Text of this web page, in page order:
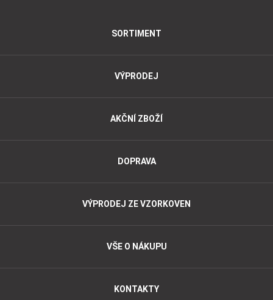
SORTIMENT
VÝPRODEJ
AKČNÍ ZBOŽÍ
DOPRAVA
VÝPRODEJ ZE VZORKOVEN
VŠE O NÁKUPU
KONTAKTY